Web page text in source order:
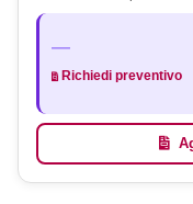
—
Richiedi preventivo